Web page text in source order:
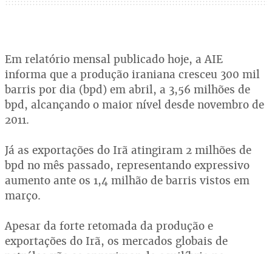
Em relatório mensal publicado hoje, a AIE
informa que a produção iraniana cresceu 300 mil
barris por dia (bpd) em abril, a 3,56 milhões de
bpd, alcançando o maior nível desde novembro de
2011.
Já as exportações do Irã atingiram 2 milhões de
bpd no mês passado, representando expressivo
aumento ante os 1,4 milhão de barris vistos em
março.
Apesar da forte retomada da produção e
exportações do Irã, os mercados globais de